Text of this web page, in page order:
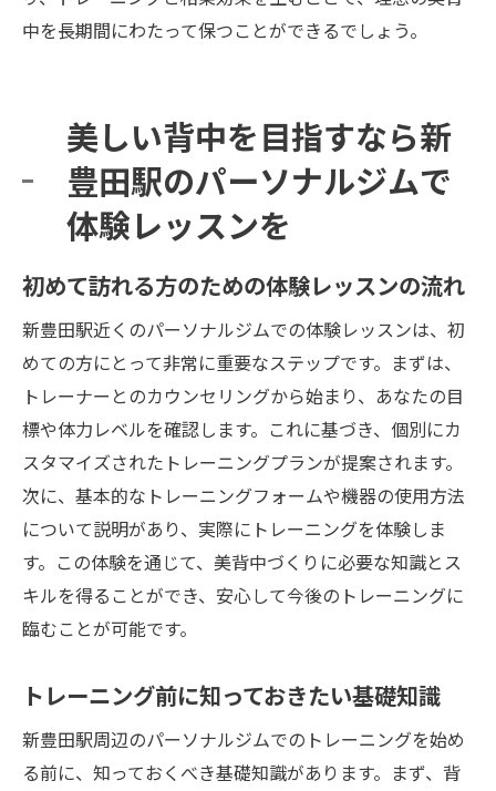
中を長期間にわたって保つことができるでしょう。
美しい背中を目指すなら新
豊田駅のパーソナルジムで
体験レッスンを
初めて訪れる方のための体験レッスンの流れ
新豊田駅近くのパーソナルジムでの体験レッスンは、初
めての方にとって非常に重要なステップです。まずは、
トレーナーとのカウンセリングから始まり、あなたの目
標や体力レベルを確認します。これに基づき、個別にカ
スタマイズされたトレーニングプランが提案されます。
次に、基本的なトレーニングフォームや機器の使用方法
について説明があり、実際にトレーニングを体験しま
す。この体験を通じて、美背中づくりに必要な知識とス
キルを得ることができ、安心して今後のトレーニングに
臨むことが可能です。
トレーニング前に知っておきたい基礎知識
新豊田駅周辺のパーソナルジムでのトレーニングを始め
る前に、知っておくべき基礎知識があります。まず、背